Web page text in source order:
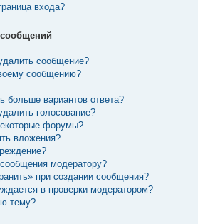
входа?
сообщение?
сообщению?
больше вариантов ответа?
голосование?
форумы?
вложения?
модератору?
при создании сообщения?
в проверки модератором?
тему?